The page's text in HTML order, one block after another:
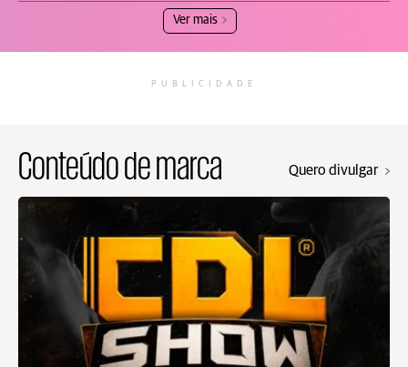
Ver mais
PUBLICIDADE
Conteúdo de marca Quero divulgar